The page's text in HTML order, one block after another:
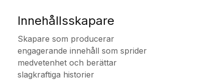
Innehållsskapare
Skapare som producerar
engagerande innehåll som sprider
medvetenhet och berättar
slagkraftiga historier